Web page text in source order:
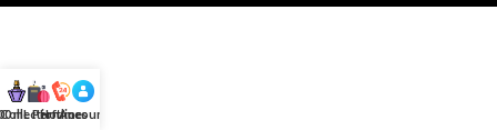
mL Perfumes
Hotline
Account